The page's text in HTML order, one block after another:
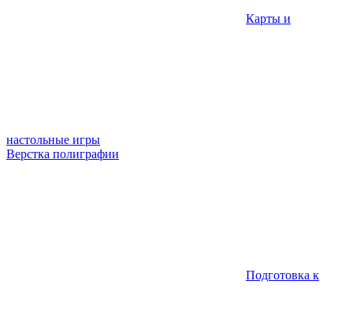
Карты и
настольные игры
Верстка полиграфии
Подготовка к